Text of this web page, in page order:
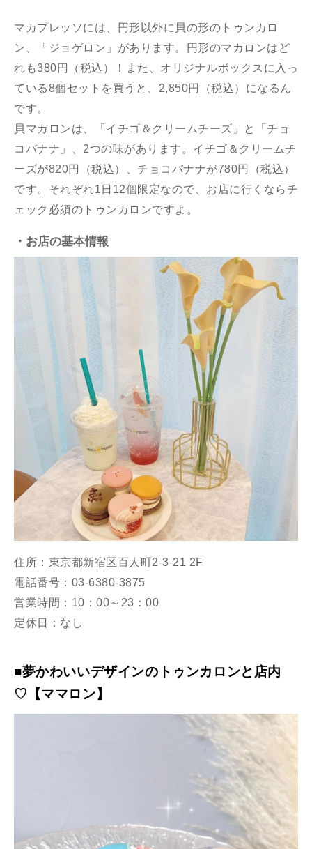
マカプレッソには、円形以外に貝の形のトゥンカロ
ン、「ジョゲロン」があります。円形のマカロンはど
れも380円（税込）！また、オリジナルボックスに入っ
ている8個セットを買うと、2,850円（税込）になるん
です。
貝マカロンは、「イチゴ＆クリームチーズ」と「チョ
コバナナ」、2つの味があります。イチゴ＆クリームチ
ーズが820円（税込）、チョコバナナが780円（税込）
です。それぞれ1日12個限定なので、お店に行くならチ
ェック必須のトゥンカロンですよ。
・お店の基本情報
住所：東京都新宿区百人町2-3-21 2F
電話番号：03-6380-3875
営業時間：10：00～23：00
定休日：なし
■夢かわいいデザインのトゥンカロンと店内
♡【ママロン】